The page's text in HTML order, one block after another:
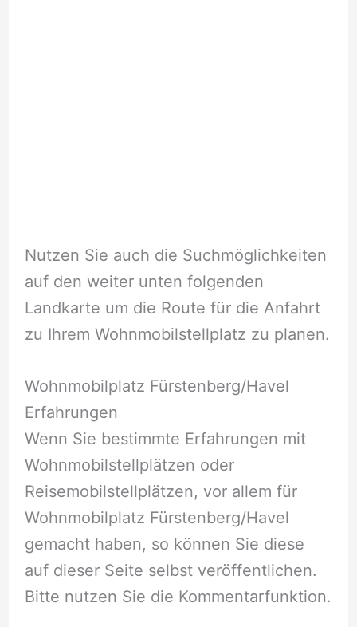
Nutzen Sie auch die Suchmöglichkeiten
auf den weiter unten folgenden
Landkarte um die Route für die Anfahrt
zu Ihrem Wohnmobilstellplatz zu planen.
Wohnmobilplatz Fürstenberg/Havel
Erfahrungen
Wenn Sie bestimmte Erfahrungen mit
Wohnmobilstellplätzen oder
Reisemobilstellplätzen, vor allem für
Wohnmobilplatz Fürstenberg/Havel
gemacht haben, so können Sie diese
auf dieser Seite selbst veröffentlichen.
Bitte nutzen Sie die Kommentarfunktion.